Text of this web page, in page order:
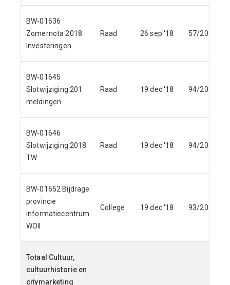
BW-01636
Zomernota 2018:
Investeringen
Raad 26 sep '18 57/2018
BW-01645
Slotwijziging 201
meldingen
Raad 19 dec '18 94/2018
BW-01646
Slotwijziging 2018
TW
Raad 19 dec '18 94/2018
BW-01652 Bijdrage
provincie
informatiecentrum
WOII
College 19 dec '18 93/2018
Totaal Cultuur,
cultuurhistorie en
citymarketing